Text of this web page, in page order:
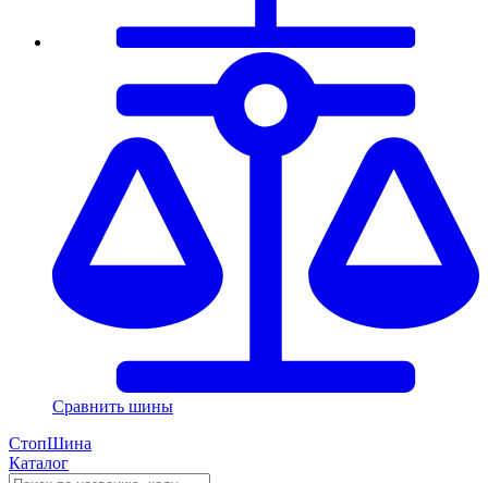
Сравнить шины
СтопШина
Каталог